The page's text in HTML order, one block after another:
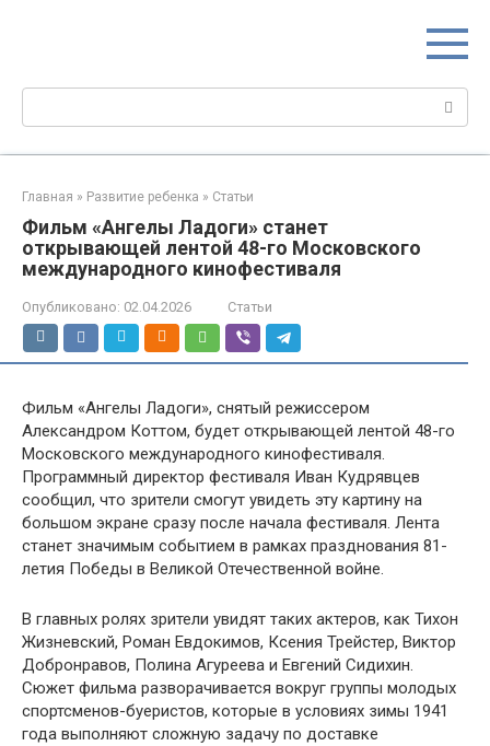
Поиск:
Главная » Развитие ребенка » Статьи
Фильм «Ангелы Ладоги» станет
открывающей лентой 48-го Московского
международного кинофестиваля
Опубликовано: 02.04.2026 Статьи
Фильм «Ангелы Ладоги», снятый режиссером
Александром Коттом, будет открывающей лентой 48-го
Московского международного кинофестиваля.
Программный директор фестиваля Иван Кудрявцев
сообщил, что зрители смогут увидеть эту картину на
большом экране сразу после начала фестиваля. Лента
станет значимым событием в рамках празднования 81-
летия Победы в Великой Отечественной войне.
В главных ролях зрители увидят таких актеров, как Тихон
Жизневский, Роман Евдокимов, Ксения Трейстер, Виктор
Добронравов, Полина Агуреева и Евгений Сидихин.
Сюжет фильма разворачивается вокруг группы молодых
спортсменов-буеристов, которые в условиях зимы 1941
года выполняют сложную задачу по доставке